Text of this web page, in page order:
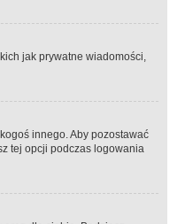
jak prywatne wiadomości,
innego. Aby pozostawać
tej opcji podczas logowania